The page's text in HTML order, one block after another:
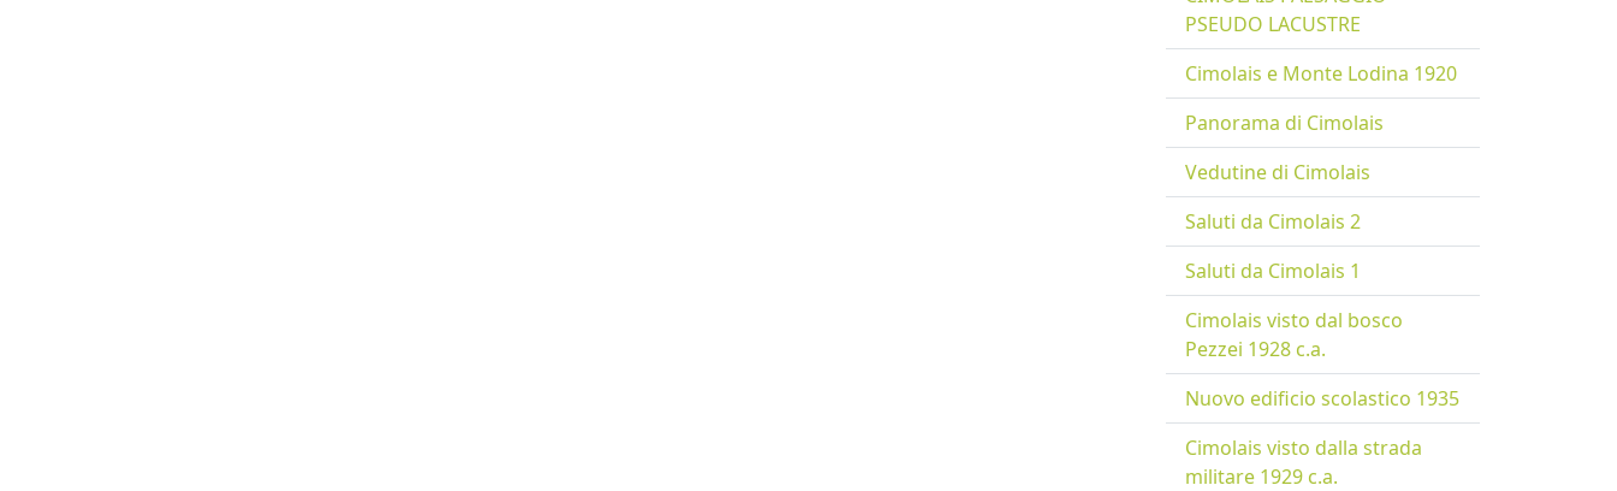
PSEUDO LACUSTRE
Cimolais e Monte Lodina 1920
Panorama di Cimolais
Vedutine di Cimolais
Saluti da Cimolais 2
Saluti da Cimolais 1
Cimolais visto dal bosco
Pezzei 1928 c.a.
Nuovo edificio scolastico 1935
Cimolais visto dalla strada
militare 1929 c.a.